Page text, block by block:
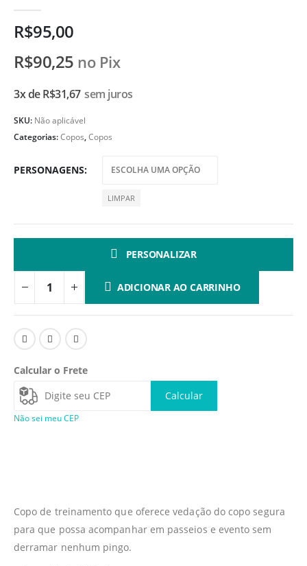
R$95,00
R$90,25 no Pix
3x deR$31,67 sem juros
SKU: Não aplicável
Categorias:Copos,Copos
PERSONAGENS
LIMPAR
PERSONALIZAR
ADICIONAR AO CARRINHO
Calcular o Frete
Calcular
Não sei meu CEP
Copo de treinamento que oferece vedação do copo segura
para que possa acompanhar em passeios e evento sem
derramar nenhum pingo.